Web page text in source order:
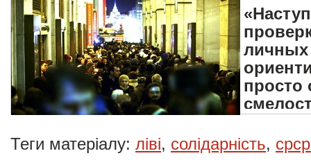
личных
просто
Теги матеріалу: ліві, солідарність,